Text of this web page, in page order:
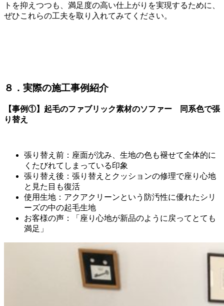
トを抑えつつも、満足度の高い仕上がりを実現するために、
ぜひこれらの工夫を取り入れてみてください。
８．実際の施工事例紹介
【事例①】起毛のファブリック素材のソファー 同系色で張
り替え
張り替え前：座面が沈み、生地の色も褪せて全体的に
くたびれてしまっている印象
張り替え後：張り替えとクッションの修理で座り心地
と見た目も復活
使用生地：アクアクリーンという防汚性に優れたシリ
ーズの中の起毛生地
お客様の声：「座り心地が新品のように戻ってとても
満足」